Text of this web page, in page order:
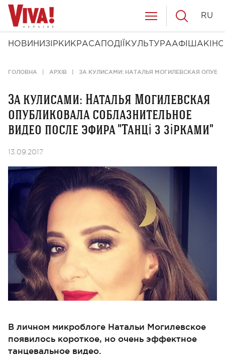
НОВИНИ ЗІРКИ КРАСА ПОДІЇ КУЛЬТУРААФІША КІНО
RU
ГОЛОВНА АРХІВ ЗА КУЛИСАМИ: НАТАЛЬЯ МОГИЛЕВСКАЯ
За кулисами: Наталья Могилевская
опубликовала соблазнительное
видео после эфира "Танці з зірками"
13.09.2017
В личном микроблоге Натальи Могилевское
появилось короткое, но очень эффектное
танцевальное видео.